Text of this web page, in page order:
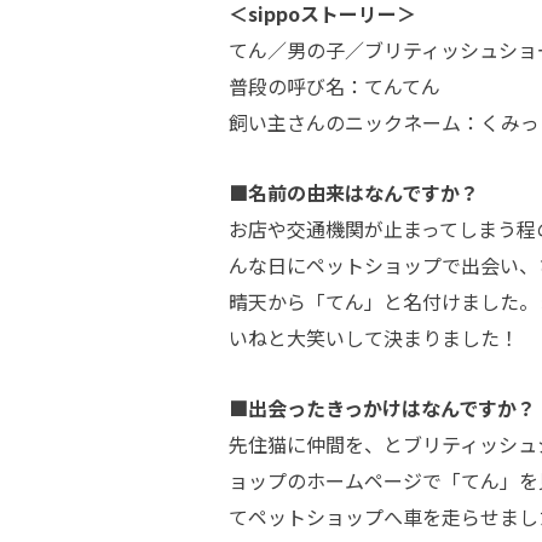
＜sippoストーリー＞
てん／男の子／ブリティッシュシ
普段の呼び名：てんてん
飼い主さんのニックネーム：くみ
■名前の由来はなんですか？
お店や交通機関が止まってしまう
んな日にペットショップで出会い
晴天から「てん」と名付けました
いねと大笑いして決まりました！
■出会ったきっかけはなんですか？
先住猫に仲間を、とブリティッシ
ョップのホームページで「てん」
てペットショップへ車を走らせま